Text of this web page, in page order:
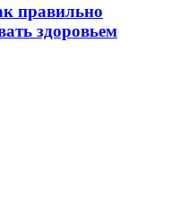
правильно
здоровьем